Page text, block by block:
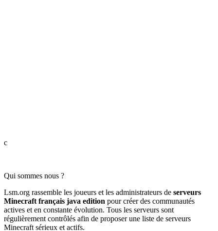
c
Qui sommes nous ?
Lsm.org rassemble les joueurs et les administrateurs de serveurs
Minecraft français java edition pour créer des communautés
actives et en constante évolution. Tous les serveurs sont
régulièrement contrôlés afin de proposer une liste de serveurs
Minecraft sérieux et actifs.